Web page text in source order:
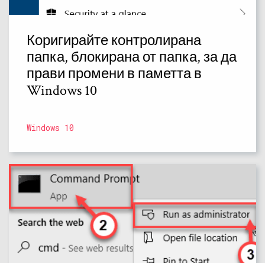
Коригирайте контролирана
папка, блокирана от папка, за да
прави промени в паметта в
Windows 10
Windows 10